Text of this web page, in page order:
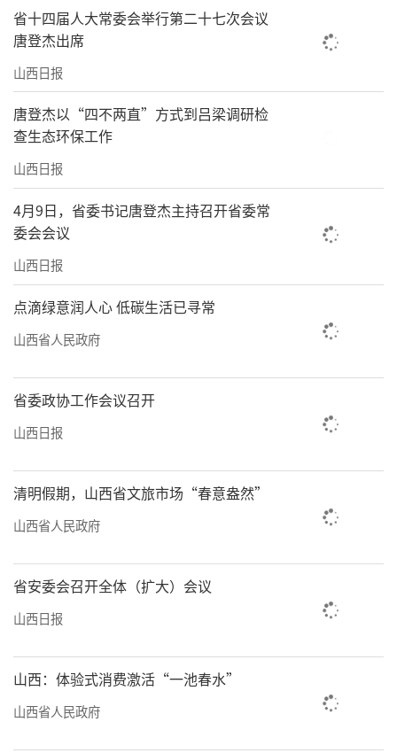
室15个，培训医师超3000名。
今年新春伊始，山西省中药制剂研发技术
创新中心传来令人振奋的消息，由该中心主任
郝旭亮教授科研团队自主研发的中药1.1类新
药“柴芩宁神颗粒”获得国家药品监督管理局
临床试验默示许可。这一具有完全自主知识产
权的中药新药研发取得突破性进展，填补了当
前中医药治疗神经精神系统疾病的细分领域空
白。
小儿芪参抗复感颗粒、顺胃降逆颗粒、逍
中医诊疗经验，着重围绕儿科、消化、肿瘤等
中医药优势领域，研发出10个专科特色中药制
批，显著增加中医药在常见病、多发病和慢性
病治疗中的应用。
具有确切临床疗效和系统用药理论。制剂新产
品投入使用后，患者反馈良好，进一步提升中
振奋，“目前我们尚有10余种制剂新产品正在
陆续申报评审中。”
省十四届人大常委会举行第二十七次会议
唐登杰出席
山西日报
唐登杰以“四不两直”方式到吕梁调研检
查生态环保工作
山西日报
4月9日，省委书记唐登杰主持召开省委常
委会会议
山西日报
点滴绿意润人心 低碳生活已寻常
山西省人民政府
省委政协工作会议召开
山西日报
清明假期，山西省文旅市场“春意盎然”
山西省人民政府
省安委会召开全体（扩大）会议
山西日报
山西：体验式消费激活“一池春水”
山西省人民政府